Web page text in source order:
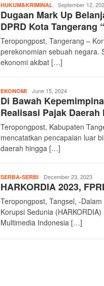
HUKUM&KRIMINAL teropongpost
September 12,
Dugaan Mark Up
DPRD Kota Tangerang
Teropongpost, Tangerang –
perekonomian sebuah negara.
ekonomi akibat […]
EKONOMI teropongpost
June 15, 2024
Di Bawah
Realisasi Pajak
Teropongpost, Kabupaten
mencatatkan pencapaian luar
daerah hingga […]
SERBA-SERBI teropongpost
December 23, 2023
HARKORDIA 2023,
Teropongpost, Tangsel, -
Korupsi Sedunia
Multimedia Indonesia […]